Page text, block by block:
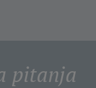
pitanja